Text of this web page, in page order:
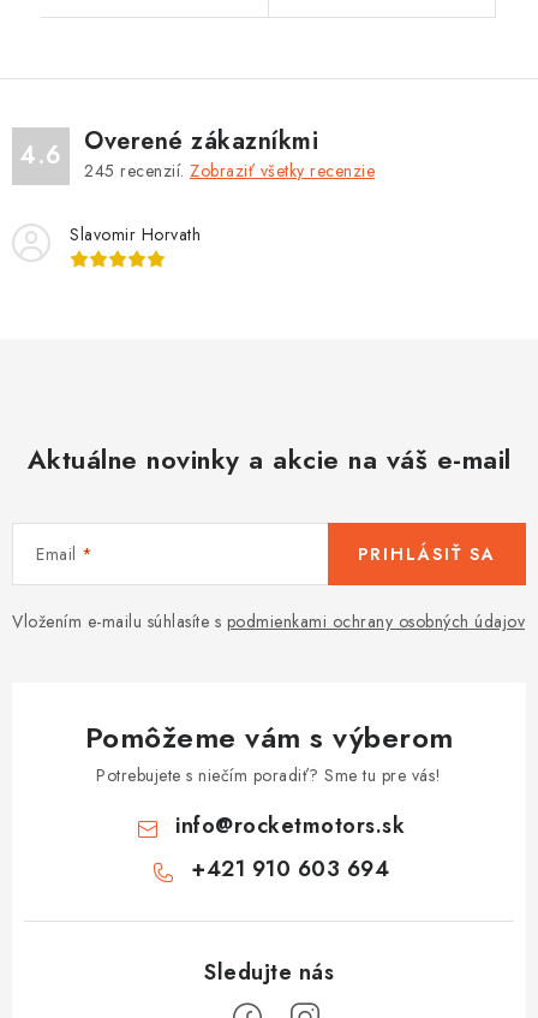
4.6 Overené zákazníkmi
245 recenzií. Zobraziť všetky recenzie
Slavomir Horvath
Aktuálne novinky a akcie na váš e-mail
Email
Vložením e-mailu súhlasíte s podmienkami ochrany osobných údajov
PRIHLÁSIŤ SA
Pomôžeme vám s výberom
Potrebujete s niečím poradiť? Sme tu pre vás!
info@rocketmotors.sk
+421 910 603 694